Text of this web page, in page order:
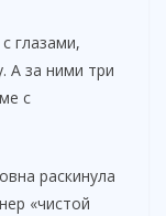
глазами,
А за ними три
с
раскинула
«чистой